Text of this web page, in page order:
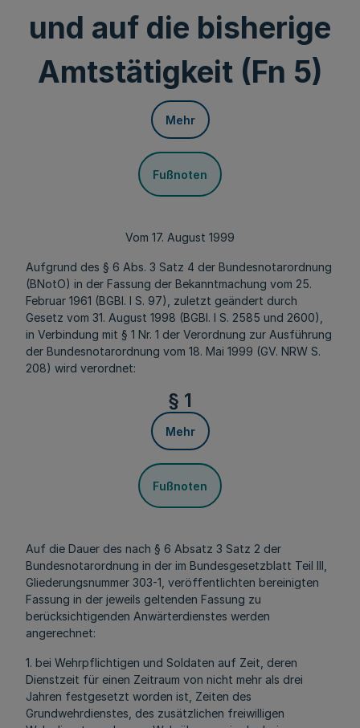
und auf die bisherige
Amtstätigkeit (Fn 5)
Mehr
Fußnoten
Vom 17. August 1999
Aufgrund des § 6 Abs. 3 Satz 4 der Bundesnotarordnung
(BNotO) in der Fassung der Bekanntmachung vom 25.
Februar 1961 (BGBl. I S. 97), zuletzt geändert durch
Gesetz vom 31. August 1998 (BGBl. I S. 2585 und 2600),
in Verbindung mit § 1 Nr. 1 der Verordnung zur Ausführung
der Bundesnotarordnung vom 18. Mai 1999 (GV. NRW S.
208) wird verordnet:
§ 1
Mehr
Fußnoten
Auf die Dauer des nach § 6 Absatz 3 Satz 2 der
Bundesnotarordnung in der im Bundesgesetzblatt Teil III,
Gliederungsnummer 303-1, veröffentlichten bereinigten
Fassung in der jeweils geltenden Fassung zu
berücksichtigenden Anwärterdienstes werden
angerechnet:
1. bei Wehrpflichtigen und Soldaten auf Zeit, deren
Dienstzeit für einen Zeitraum von nicht mehr als drei
Jahren festgesetzt worden ist, Zeiten des
Grundwehrdienstes, des zusätzlichen freiwilligen